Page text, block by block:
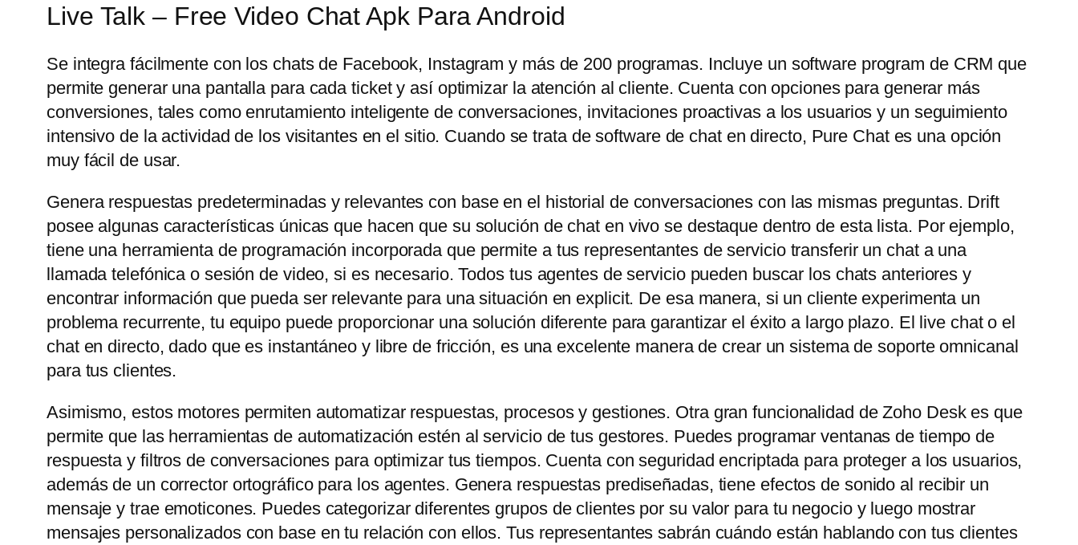
Live Talk – Free Video Chat Apk Para Android
Se integra fácilmente con los chats de Facebook, Instagram y más de 200 programas. Incluye un software program de CRM que
permite generar una pantalla para cada ticket y así optimizar la atención al cliente. Cuenta con opciones para generar más
conversiones, tales como enrutamiento inteligente de conversaciones, invitaciones proactivas a los usuarios y un seguimiento
intensivo de la actividad de los visitantes en el sitio. Cuando se trata de software de chat en directo, Pure Chat es una opción
muy fácil de usar.
Genera respuestas predeterminadas y relevantes con base en el historial de conversaciones con las mismas preguntas. Drift
posee algunas características únicas que hacen que su solución de chat en vivo se destaque dentro de esta lista. Por ejemplo,
tiene una herramienta de programación incorporada que permite a tus representantes de servicio transferir un chat a una
llamada telefónica o sesión de video, si es necesario. Todos tus agentes de servicio pueden buscar los chats anteriores y
encontrar información que pueda ser relevante para una situación en explicit. De esa manera, si un cliente experimenta un
problema recurrente, tu equipo puede proporcionar una solución diferente para garantizar el éxito a largo plazo. El live chat o el
chat en directo, dado que es instantáneo y libre de fricción, es una excelente manera de crear un sistema de soporte omnicanal
para tus clientes.
Asimismo, estos motores permiten automatizar respuestas, procesos y gestiones. Otra gran funcionalidad de Zoho Desk es que
permite que las herramientas de automatización estén al servicio de tus gestores. Puedes programar ventanas de tiempo de
respuesta y filtros de conversaciones para optimizar tus tiempos. Cuenta con seguridad encriptada para proteger a los usuarios,
además de un corrector ortográfico para los agentes. Genera respuestas prediseñadas, tiene efectos de sonido al recibir un
mensaje y trae emoticones. Puedes categorizar diferentes grupos de clientes por su valor para tu negocio y luego mostrar
mensajes personalizados con base ​​en tu relación con ellos. Tus representantes sabrán cuándo están hablando con tus clientes